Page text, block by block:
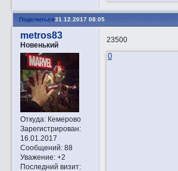
Поделиться31.12.2017 08:05
metros83
Новенький
Откуда:Кемерово
Зарегистрирован:
16.01.2017
Сообщений:88
Уважение: +2
Последний визит:
23500
0